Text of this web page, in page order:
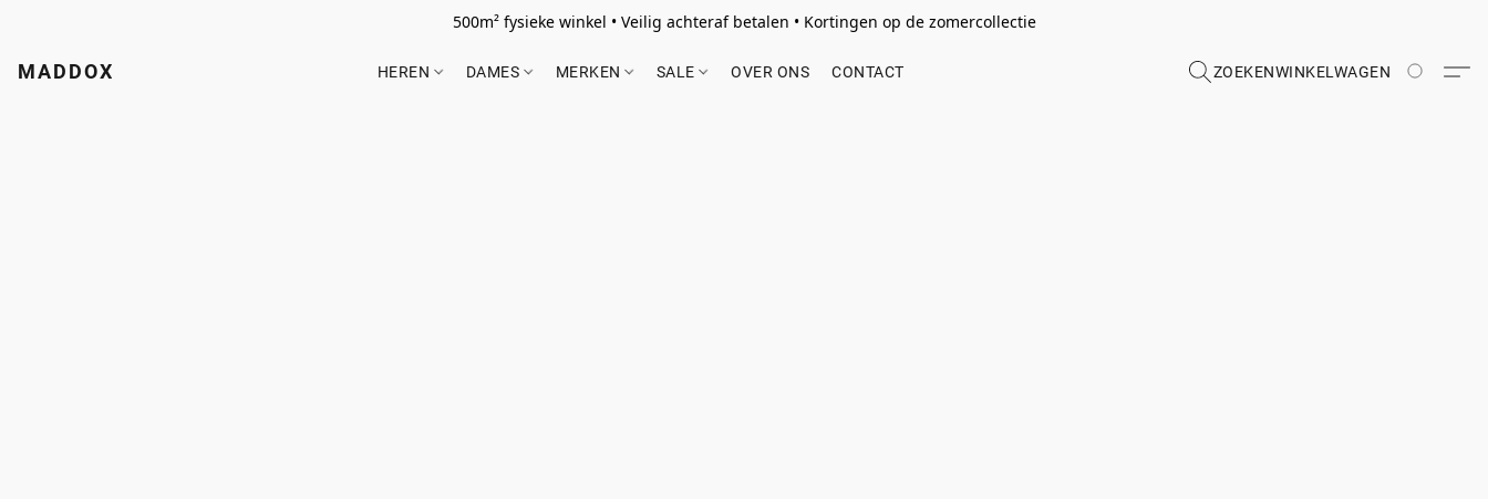
500m² fysieke winkel • Veilig achteraf betalen • Kortingen op de zomercollectie
MADDOX HEREN DAMES MERKEN SALE OVER ONS CONTACT ZOEKENWINKELWAGEN